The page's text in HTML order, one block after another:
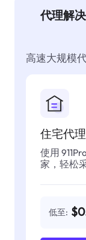
代理解
高速大规模
住宅代理
使用
家，轻松
低至: